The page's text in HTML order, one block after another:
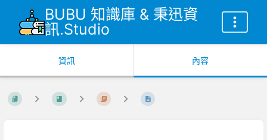
BUBU 知識庫 & 秉迅資
訊.Studio
資訊 內容